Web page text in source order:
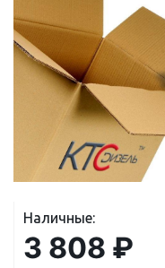
Наличные:
3 808 ₽